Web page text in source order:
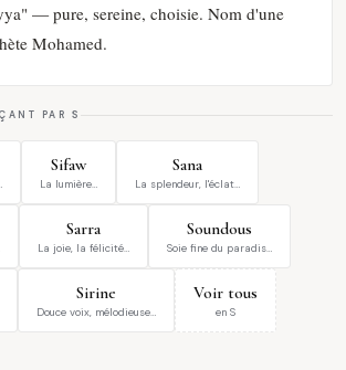
— pure, sereine, choisie. Nom d'une
Mohamed.
PAR S
Sifaw
La lumière…
Sana
La splendeur, l'éclat…
Sarra
La joie, la félicité…
Soundous
Soie fine du paradis…
Sirine
Douce voix, mélodieuse…
Voir tous
en S